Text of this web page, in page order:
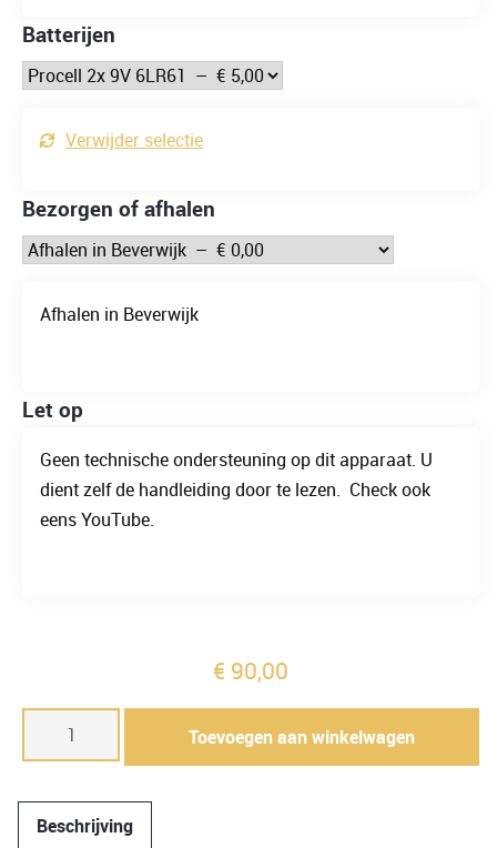
Batterijen
Verwijder selectie
Bezorgen of afhalen
Afhalen in Beverwijk
Let op
Geen technische ondersteuning op dit apparaat. U
dient zelf de handleiding door te lezen. Check ook
eens YouTube.
€ 90,00
Toevoegen aan winkelwagen
Beschrijving